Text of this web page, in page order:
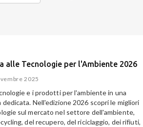
alle Tecnologie per l'Ambiente 2026
2025
e i prodotti per l'ambiente in una
dedicata. Nell'edizione 2026 scopri le migliori
sul mercato nel settore dell'ambiente,
del recupero, del riciclaggio, dei rifiuti,